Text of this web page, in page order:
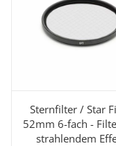
Sternfilter / Star
52mm 6-fach -
strahlendem